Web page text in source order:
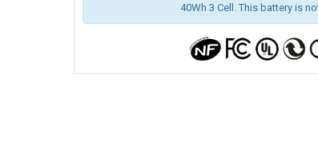
40Wh 3 Cell. This battery is